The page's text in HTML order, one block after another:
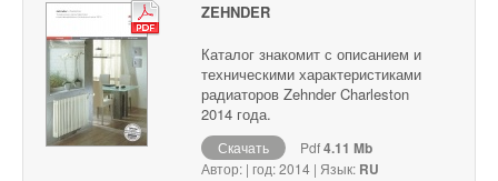
ZEHNDER
Каталог знакомит с описанием и
техническими характеристиками
радиаторов Zehnder Charleston
2014 года.
Скачать Pdf4.11 Mb
Автор: | год: 2014 | Язык: RU